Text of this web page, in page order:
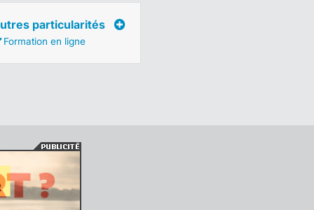
particularités
Formation en ligne